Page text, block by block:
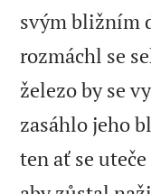
svým bližním
rozmáchl se
železo by se
zasáhlo jeho
ten ať se